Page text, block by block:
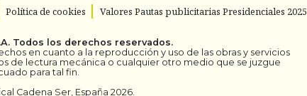
Política de cookies Valores Pautas publicitarias Presidenciales 2025
Todos los derechos reservados.
en cuanto a la reproducción y uso de las obras y servicios
de lectura mecánica o cualquier otro medio que se juzgue
para tal fin.
Cadena Ser, España 2026.